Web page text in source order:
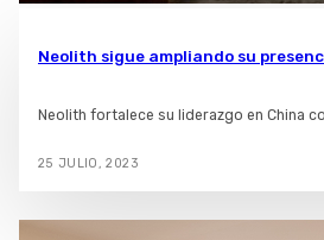
Neolith sigue ampliando su
Neolith fortalece su liderazgo en China
25 JULIO, 2023